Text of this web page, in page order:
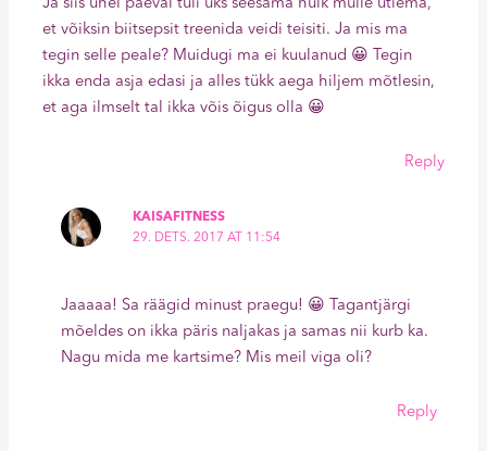
Ja siis ühel päeval tuli üks seesama hulk mulle ütlema,
et võiksin biitsepsit treenida veidi teisiti. Ja mis ma
tegin selle peale? Muidugi ma ei kuulanud 😀 Tegin
ikka enda asja edasi ja alles tükk aega hiljem mõtlesin,
et aga ilmselt tal ikka võis õigus olla 😀
Reply
KAISAFITNESS
29. DETS. 2017 AT 11:54
Jaaaaa! Sa räägid minust praegu! 😀 Tagantjärgi
mõeldes on ikka päris naljakas ja samas nii kurb ka.
Nagu mida me kartsime? Mis meil viga oli?
Reply